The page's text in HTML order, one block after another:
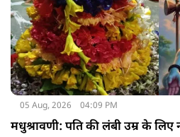
05 Aug, 2026 04:09 PM
मधुश्रावणी: पति की लंबी उम्र के लिए